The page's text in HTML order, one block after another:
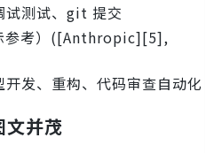
试测试、git 提交
参考）([Anthropic][5],
开发、重构、代码审查自动化
并茂